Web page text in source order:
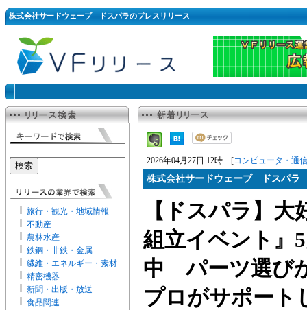
株式会社サードウェーブ ドスパラのプレスリリース
旅行・観光・地域情報
不動産
農林水産
鉄鋼・非鉄・金属
繊維・エネルギー・素材
精密機器
新聞・出版・放送
食品関連
2026年04月27日 12時 [コンピュータ・通
株式会社サードウェーブ ドスパラ
【ドスパラ】
組立イベント』
中 パーツ選び
プロがサポー